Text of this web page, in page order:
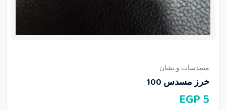
مسدسات و نشان
خرز مسدس 100
5
EGP